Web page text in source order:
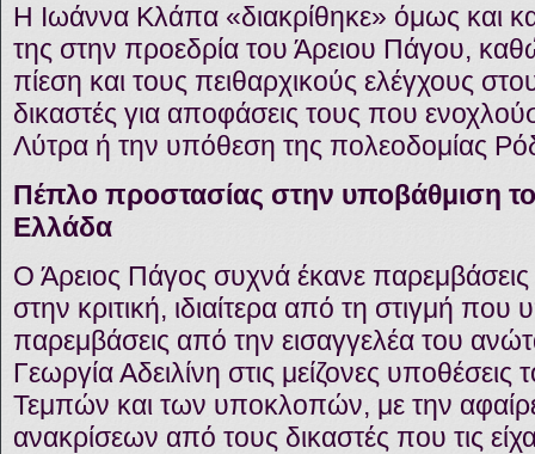
Η Ιωάννα Κλάπα «διακρίθηκε» όμως και
της στην προεδρία του Άρειου Πάγου,
πίεση και τους πειθαρχικούς ελέγχους
δικαστές για αποφάσεις τους που
Λύτρα ή την υπόθεση της πολεοδομίας
Πέπλο προστασίας στην υποβάθμιση
Ελλάδα
Ο Άρειος Πάγος συχνά έκανε
στην κριτική, ιδιαίτερα από τη στιγμή που
παρεμβάσεις από την εισαγγελέα του
Γεωργία Αδειλίνη στις μείζονες
Τεμπών και των υποκλοπών, με την
ανακρίσεων από τους δικαστές που τις